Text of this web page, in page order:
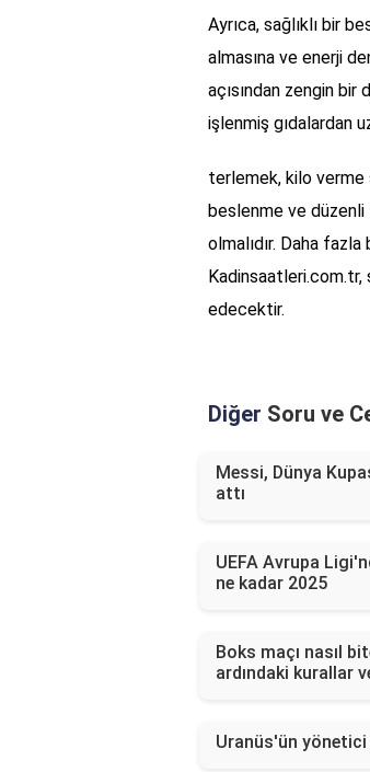
Ayrıca, sağlıklı bir
almasına ve enerji
açısından zengin
işlenmiş gıdalardan
terlemek, kilo verme
beslenme ve düzenli
olmalıdır. Daha fazla
Kadinsaatleri.com.tr,
edecektir.
Diğer Soru ve
Messi, Dünya
attı
UEFA Avrupa
ne kadar 2025
Boks maçı nasıl
ardındaki kurallar
Uranüs'ün yönetici